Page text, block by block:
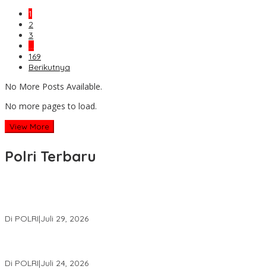
1
2
3
…
169
Berikutnya
No More Posts Available.
No more pages to load.
View More
Polri Terbaru
Di POLRI|Juli 29, 2026
Di POLRI|Juli 24, 2026